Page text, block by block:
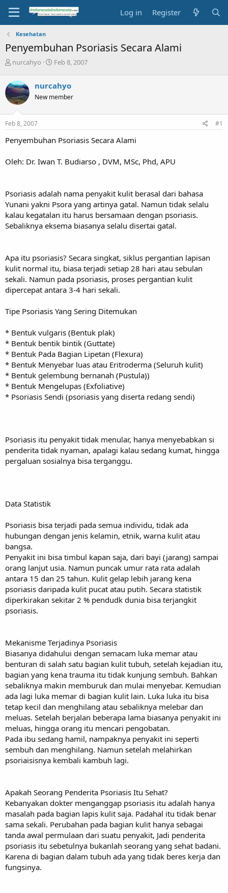
Log in Register
Kesehatan
Penyembuhan Psoriasis Secara Alami
T
r
e
a
d
s
t
r
e
nurcahyo
S
r
t
a
Feb 8, 2007
nurcahyo
New member
Feb 8, 2007 #1
Penyembuhan Psoriasis Secara Alami
Oleh: Dr. Iwan T. Budiarso , DVM, MSc, Phd, APU
Psoriasis adalah nama penyakit kulit berasal dari bahasa
Yunani yakni Psora yang artinya gatal. Namun tidak selalu
kalau kegatalan itu harus bersamaan dengan psoriasis.
Sebaliknya eksema biasanya selalu disertai gatal.
Apa itu psoriasis? Secara singkat, siklus pergantian lapisan
kulit normal itu, biasa terjadi setiap 28 hari atau sebulan
sekali. Namun pada psoriasis, proses pergantian kulit
dipercepat antara 3-4 hari sekali.
Tipe Psoriasis Yang Sering Ditemukan
* Bentuk vulgaris (Bentuk plak)
* Bentuk bentik bintik (Guttate)
* Bentuk Pada Bagian Lipetan (Flexura)
* Bentuk Menyebar luas atau Eritroderma (Seluruh kulit)
* Bentuk gelembung bernanah (Pustula))
* Bentuk Mengelupas (Exfoliative)
* Psoriasis Sendi (psoriasis yang diserta redang sendi)
Psoriasis itu penyakit tidak menular, hanya menyebabkan si
penderita tidak nyaman, apalagi kalau sedang kumat, hingga
pergaluan sosialnya bisa terganggu.
Data Statistik
Psoriasis bisa terjadi pada semua individu, tidak ada
hubungan dengan jenis kelamin, etnik, warna kulit atau
bangsa.
Penyakit ini bisa timbul kapan saja, dari bayi (jarang) sampai
orang lanjut usia. Namun puncak umur rata rata adalah
antara 15 dan 25 tahun. Kulit gelap lebih jarang kena
psoriasis daripada kulit pucat atau putih. Secara statistik
diperkirakan sekitar 2 % pendudk dunia bisa terjangkit
psoriasis.
Mekanisme Terjadinya Psoriasis
Biasanya didahului dengan semacam luka memar atau
benturan di salah satu bagian kulit tubuh, setelah kejadian itu,
bagian yang kena trauma itu tidak kunjung sembuh. Bahkan
sebaliknya makin memburuk dan mulai menyebar. Kemudian
ada lagi luka memar di bagian kulit lain. Luka luka itu bisa
tetap kecil dan menghilang atau sebaliknya melebar dan
meluas. Setelah berjalan beberapa lama biasanya penyakit ini
meluas, hingga orang itu mencari pengobatan.
Pada ibu sedang hamil, nampaknya penyakit ini seperti
sembuh dan menghilang. Namun setelah melahirkan
psoriaisisnya kembali kambuh lagi.
Apakah Seorang Penderita Psoriasis Itu Sehat?
Kebanyakan dokter menganggap psoriasis itu adalah hanya
masalah pada bagian lapis kulit saja. Padahal itu tidak benar
sama sekali. Perubahan pada bagian kulit hanya sebagai
tanda awal permulaan dari suatu penyakit, Jadi penderita
psoriasis itu sebetulnya bukanlah seorang yang sehat badani.
Karena di bagian dalam tubuh ada yang tidak beres kerja dan
fungsinya.